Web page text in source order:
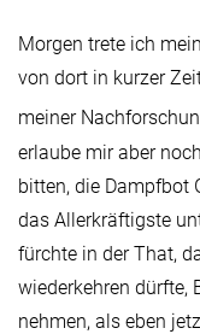
Morgen trete ich
von dort in kurzer
meiner
erlaube mir aber
bitten, die Dampfbot
das Allerkräftigste
fürchte in der That,
wiederkehren dürfte,
nehmen, als eben